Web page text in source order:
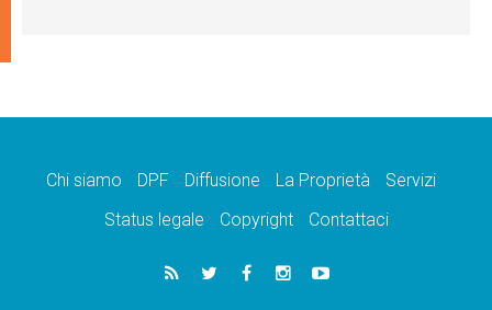
Chi siamo DPF Diffusione La Proprietà
Servizi
Status legale
Copyright Contattaci